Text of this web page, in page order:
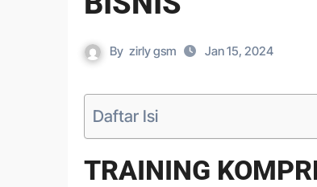
By zirly gsm Jan 15, 2024
Daftar Isi
TRAINING